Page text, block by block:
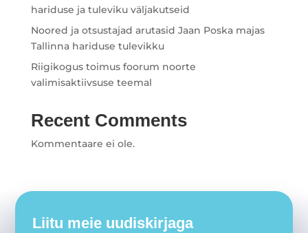
hariduse ja tuleviku väljakutseid
Noored ja otsustajad arutasid Jaan Poska majas
Tallinna hariduse tulevikku
Riigikogus toimus foorum noorte
valimisaktiivsuse teemal
Recent Comments
Kommentaare ei ole.
Liitu meie uudiskirjaga